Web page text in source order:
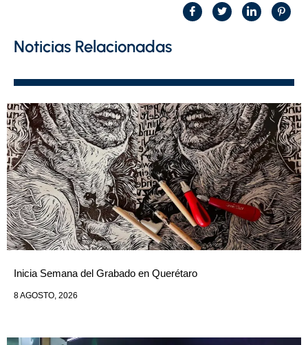
Noticias Relacionadas
Inicia Semana del Grabado en Querétaro
8 AGOSTO, 2026